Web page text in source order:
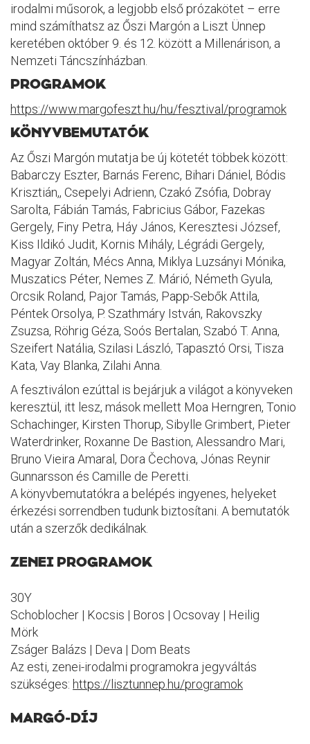
irodalmi műsorok, a legjobb első prózakötet – erre
mind számíthatsz az Őszi Margón a Liszt Ünnep
keretében október 9. és 12. között a Millenárison, a
Nemzeti Táncszínházban.
PROGRAMOK
https://www.margofeszt.hu/hu/fesztival/programok
KÖNYVBEMUTATÓK
Az Őszi Margón mutatja be új kötetét többek között:
Babarczy Eszter, Barnás Ferenc, Bihari Dániel, Bódis
Krisztián,, Csepelyi Adrienn, Czakó Zsófia, Dobray
Sarolta, Fábián Tamás, Fabricius Gábor, Fazekas
Gergely, Finy Petra, Háy János, Keresztesi József,
Kiss Ildikó Judit, Kornis Mihály, Légrádi Gergely,
Magyar Zoltán, Mécs Anna, Miklya Luzsányi Mónika,
Muszatics Péter, Nemes Z. Márió, Németh Gyula,
Orcsik Roland, Pajor Tamás, Papp-Sebők Attila,
Péntek Orsolya, P. Szathmáry István, Rakovszky
Zsuzsa, Röhrig Géza, Soós Bertalan, Szabó T. Anna,
Szeifert Natália, Szilasi László, Tapasztó Orsi, Tisza
Kata, Vay Blanka, Zilahi Anna.
A fesztiválon ezúttal is bejárjuk a világot a könyveken
keresztül, itt lesz, mások mellett Moa Herngren, Tonio
Schachinger, Kirsten Thorup, Sibylle Grimbert, Pieter
Waterdrinker, Roxanne De Bastion, Alessandro Mari,
Bruno Vieira Amaral, Dora Čechova, Jónas Reynir
Gunnarsson és Camille de Peretti.
A könyvbemutatókra a belépés ingyenes, helyeket
érkezési sorrendben tudunk biztosítani. A bemutatók
után a szerzők dedikálnak.
ZENEI PROGRAMOK
30Y
Schoblocher | Kocsis | Boros | Ocsovay | Heilig
Mörk
Zságer Balázs | Deva | Dom Beats
Az esti, zenei-irodalmi programokra jegyváltás
szükséges: https://lisztunnep.hu/programok
MARGÓ-DÍJ